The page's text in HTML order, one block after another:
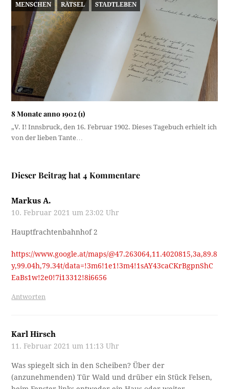
MENSCHEN RÄTSEL STADTLEBEN
8 Monate anno 1902 (1)
„V. I! Innsbruck, den 16. Februar 1902. Dieses Tagebuch erhielt ich
von der lieben Tante…
Dieser Beitrag hat 4 Kommentare
Markus A.
10. Februar 2021 um 23:02 Uhr
Hauptfrachtenbahnhof 2
https://www.google.at/maps/@47.263064,11.4020815,3a,89.8
y,99.04h,79.34t/data=!3m6!1e1!3m4!1sAY43caCKrBgpnShC
EaBs1w!2e0!7i13312!8i6656
Antworten
Karl Hirsch
11. Februar 2021 um 11:13 Uhr
Was spiegelt sich in den Scheiben? Über der
(anzunehmenden) Tür Wald und drüber ein Stück Felsen,